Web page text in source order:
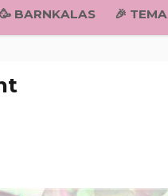
🥳 BARNKALAS 🎉 TEMA